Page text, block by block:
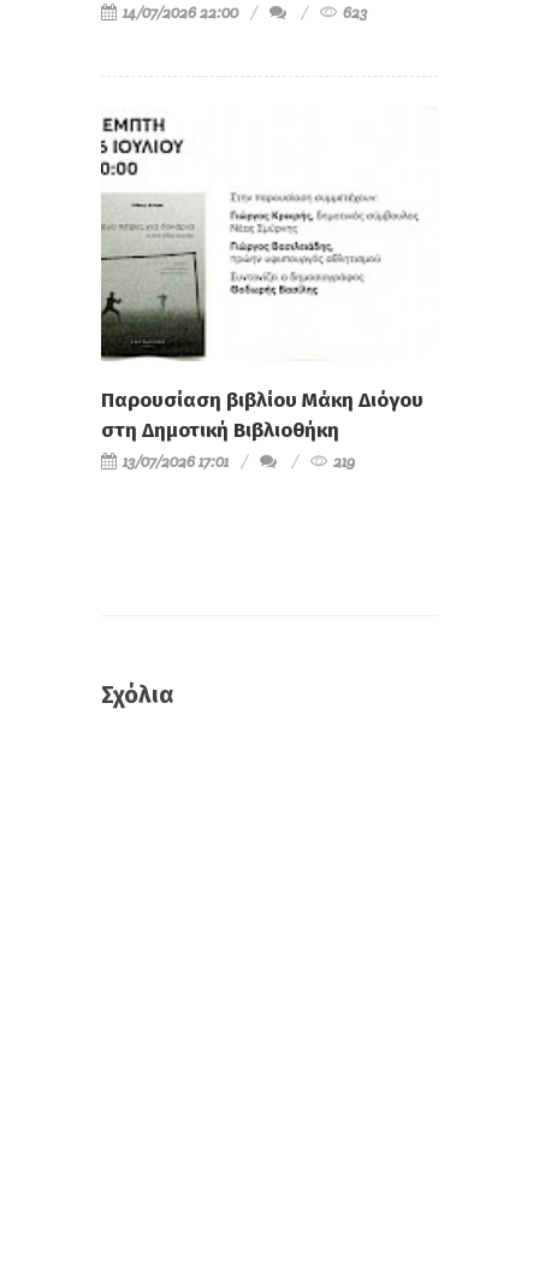
14/07/2026 22:00 623
Παρουσίαση βιβλίου Μάκη Διόγου
στη Δημοτική Βιβλιοθήκη
13/07/2026 17:01 219
Σχόλια